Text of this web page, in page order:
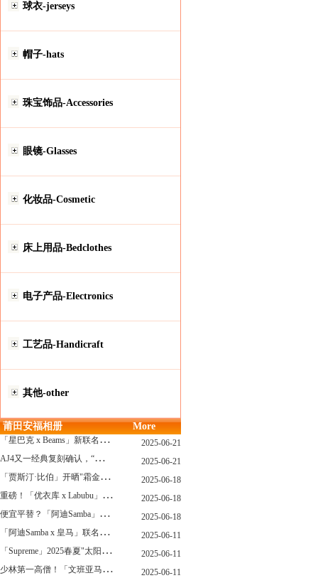
球衣-jerseys
帽子-hats
珠宝饰品-Accessories
眼镜-Glasses
化妆品-Cosmetic
床上用品-Bedclothes
电子产品-Electronics
工艺品-Handicraft
其他-other
莆田安福相册 More
「
星巴克 x Beams」新联名系列曝光，定档发售！ 2025-06-21
A
J4又一经典复刻确认，“黑猫”配色发售日公布了！ 2025-06-21
「
贾斯汀·比伯」开晒"霜金爱彼AP"皇家橡树，破产？不可能的... 2025-06-18
重
磅！「优衣库 x Labubu」联名2.0计划曝光，单品清单泄露！ 2025-06-18
便
宜平替？「阿迪Samba」特别款"珍珠蕾丝"曝光，确认发售！ 2025-06-18
「
阿迪Samba x 皇马」联名确认发售，附发售链接... 2025-06-11
「
Supreme」2025春夏"太阳镜"系列曝光，附发售指南！ 2025-06-11
少
林第一高僧！「文班亚马」剃光头，去河南少林寺修行了... 2025-06-11